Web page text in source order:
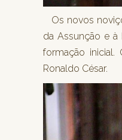
Os novos
da Assunção e à
formação inicial.
Ronaldo César.